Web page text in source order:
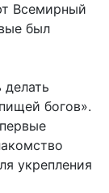
Всемирный
был
богов».
укрепления